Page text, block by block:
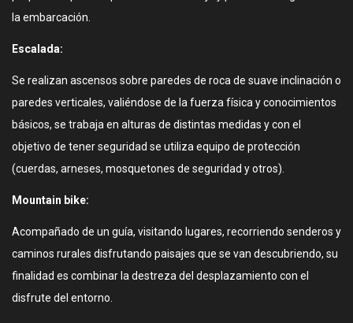
la embarcación.
Escalada:
Se realizan ascensos sobre paredes de roca de suave inclinación o
paredes verticales, valiéndose de la fuerza física y conocimientos
básicos, se trabaja en alturas de distintas medidas y con el
objetivo de tener seguridad se utiliza equipo de protección
(cuerdas, arneses, mosquetones de seguridad y otros).
Mountain bike:
Acompañado de un guía, visitando lugares, recorriendo senderos y
caminos rurales disfrutando paisajes que se van descubriendo, su
finalidad es combinar la destreza del desplazamiento con el
disfrute del entorno.